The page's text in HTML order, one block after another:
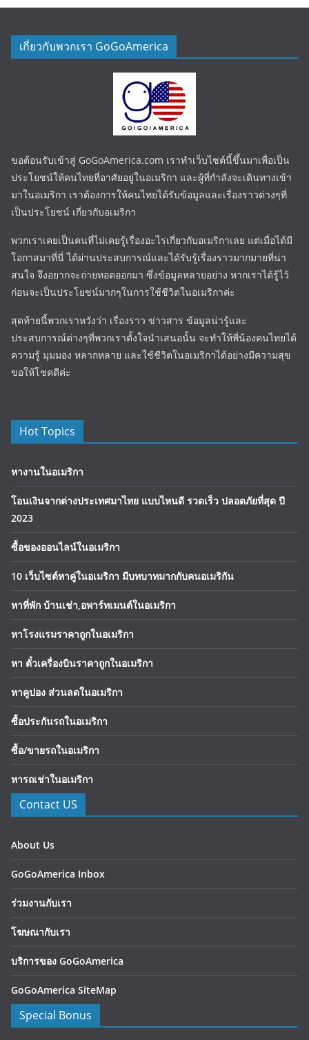
เกี่ยวกับพวกเรา GoGoAmerica
ขอต้อนรับเข้าสู่ GoGoAmerica.com เราทำเว็บไซต์นี้ขึ้นมาเพื่อเป็น
ประโยชน์ให้คนไทยที่อาศัยอยู่ในอเมริกา และผู้ที่กำลังจะเดินทางเข้า
มาในอเมริกา เราต้องการให้คนไทยได้รับข้อมูลและเรื่องราวต่างๆที่
เป็นประโยชน์ เกี่ยวกับอเมริกา
พวกเราเคยเป็นคนที่ไม่เคยรู้เรื่องอะไรเกี่ยวกับอเมริกาเลย แต่เมื่อได้มี
โอกาสมาที่นี่ ได้ผ่านประสบการณ์และได้รับรู้เรื่องราวมากมายที่น่า
สนใจ จึงอยากจะถ่ายทอดออกมา ซึ่งข้อมูลหลายอย่าง หากเราได้รู้ไว้
ก่อนจะเป็นประโยชน์มากๆในการใช้ชีวิตในอเมริกาค่ะ
สุดท้ายนี้พวกเราหวังว่า เรื่องราว ข่าวสาร ข้อมูลน่ารู้และ
ประสบการณ์ต่างๆที่พวกเราตั้งใจนำเสนอนั้น จะทำให้พี่น้องคนไทยได้
ความรู้ มุมมอง หลากหลาย และใช้ชีวิตในอเมริกาได้อย่างมีความสุข
ขอให้โชคดีค่ะ
Hot Topics
หางานในอเมริกา
โอนเงินจากต่างประเทศมาไทย แบบไหนดี รวดเร็ว ปลอดภัยที่สุด ปี
2023
ซื้อของออนไลน์ในอเมริกา
10 เว็บไซต์หาคู่ในอเมริกา มีบทบาทมากกับคนอเมริกัน
หาที่พัก บ้านเช่า,อพาร์ทเมนต์ในอเมริกา
หาโรงแรมราคาถูกในอเมริกา
หา ตั๋วเครื่องบินราคาถูกในอเมริกา
หาคูปอง ส่วนลดในอเมริกา
ซื้อประกันรถในอเมริกา
ซื้อ/ขายรถในอเมริกา
หารถเช่าในอเมริกา
Contact US
About Us
GoGoAmerica Inbox
ร่วมงานกับเรา
โฆษณากับเรา
บริการของ GoGoAmerica
GoGoAmerica SiteMap
Special Bonus